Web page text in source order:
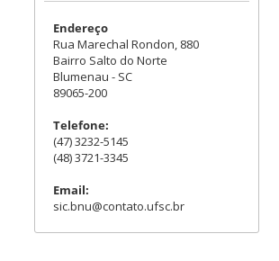
Endereço
Rua Marechal Rondon, 880
Bairro Salto do Norte
Blumenau - SC
89065-200
Telefone:
(47) 3232-5145
(48) 3721-3345
Email:
sic.bnu@contato.ufsc.br